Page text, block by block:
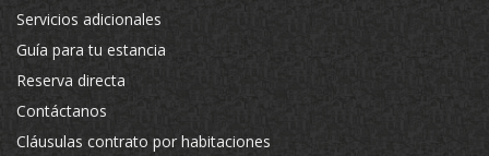
Servicios adicionales
Guía para tu estancia
Reserva directa
Contáctanos
Cláusulas contrato por habitaciones